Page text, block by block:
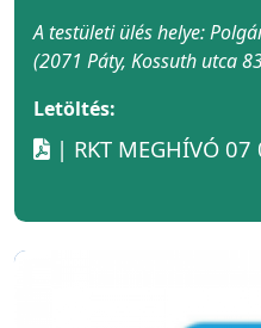
A testületi ülés helye:
(2071 Páty, Kossuth utca
Letöltés:
| RKT MEGHÍVÓ 07